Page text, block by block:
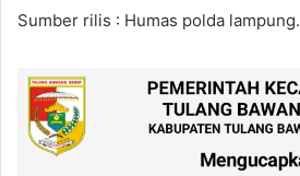
Sumber rilis : Humas polda lampung.